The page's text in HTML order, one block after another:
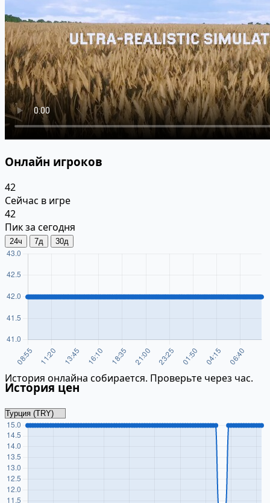
Онлайн игроков
42
Сейчас в игре
42
Пик за сегодня
24ч 7д 30д
История онлайна собирается. Проверьте через час.
История цен